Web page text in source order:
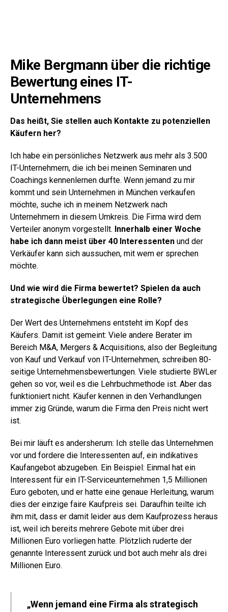
Mike Bergmann über die richtige
Bewertung eines IT-
Unternehmens
Das heißt, Sie stellen auch Kontakte zu potenziellen
Käufern her?
Ich habe ein persönliches Netzwerk aus mehr als 3.500
IT-Unternehmern, die ich bei meinen Seminaren und
Coachings kennenlernen durfte. Wenn jemand zu mir
kommt und sein Unternehmen in München verkaufen
möchte, suche ich in meinem Netzwerk nach
Unternehmern in diesem Umkreis. Die Firma wird dem
Verteiler anonym vorgestellt. Innerhalb einer Woche
habe ich dann meist über 40 Interessenten und der
Verkäufer kann sich aussuchen, mit wem er sprechen
möchte.
Und wie wird die Firma bewertet? Spielen da auch
strategische Überlegungen eine Rolle?
Der Wert des Unternehmens entsteht im Kopf des
Käufers. Damit ist gemeint: Viele andere Berater im
Bereich M&A, Mergers & Acquisitions, also der Begleitung
von Kauf und Verkauf von IT-Unternehmen, schreiben 80-
seitige Unternehmensbewertungen. Viele studierte BWLer
gehen so vor, weil es die Lehrbuchmethode ist. Aber das
funktioniert nicht. Käufer kennen in den Verhandlungen
immer zig Gründe, warum die Firma den Preis nicht wert
ist.
Bei mir läuft es andersherum: Ich stelle das Unternehmen
vor und fordere die Interessenten auf, ein indikatives
Kaufangebot abzugeben. Ein Beispiel: Einmal hat ein
Interessent für ein IT-Serviceunternehmen 1,5 Millionen
Euro geboten, und er hatte eine genaue Herleitung, warum
dies der einzige faire Kaufpreis sei. Daraufhin teilte ich
ihm mit, dass er damit leider aus dem Kaufprozess heraus
ist, weil ich bereits mehrere Gebote mit über drei
Millionen Euro vorliegen hatte. Plötzlich ruderte der
genannte Interessent zurück und bot auch mehr als drei
Millionen Euro.
„Wenn jemand eine Firma als strategisch